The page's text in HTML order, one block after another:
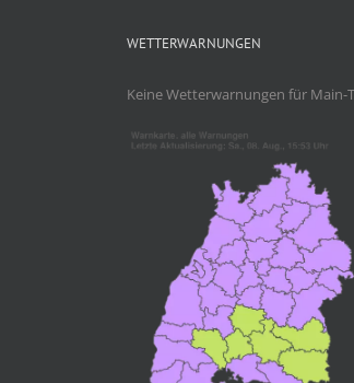
WETTERWARNUNGEN
Keine Wetterwarnungen für Main-